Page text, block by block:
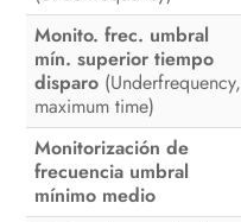
Monito. frec. umbral
mín. superior tiempo
disparo (Underfrequency,
maximum time)
Monitorización de
frecuencia umbral
mínimo medio